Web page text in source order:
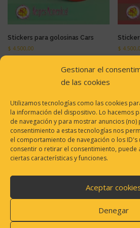
Gestionar el
de las cookies
Utilizamos tecnologías como las cookies
la información del dispositivo. Lo hacemos
de navegación y para mostrar anuncios (no)
consentimiento a estas tecnologías nos
el comportamiento de navegación o los ID's
consentir o retirar el consentimiento, puede
ciertas características y funciones.
Aceptar
Denegar
Stickers para golosinas Cars
$ 4.500,00
AÑADIR AL CARRITO
$
Stickers para golosinas My little
Pony Equestria Girls
Mario